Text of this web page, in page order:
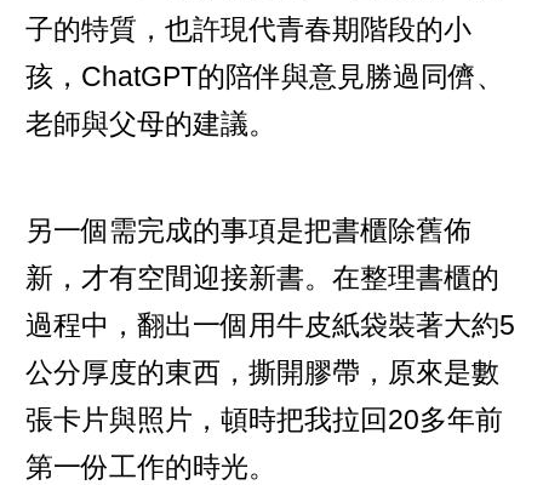
子的特質，也許現代青春期階段的小
孩，ChatGPT的陪伴與意見勝過同儕、
老師與父母的建議。
另一個需完成的事項是把書櫃除舊佈
新，才有空間迎接新書。在整理書櫃的
過程中，翻出一個用牛皮紙袋裝著大約5
公分厚度的東西，撕開膠帶，原來是數
張卡片與照片，頓時把我拉回20多年前
第一份工作的時光。